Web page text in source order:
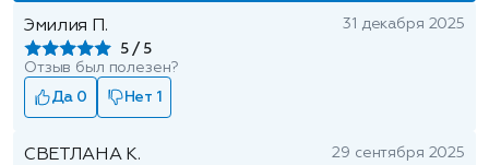
Эмилия П.
5
31 декабря 2025
Отзыв был полезен?
Да 0
Нет 1
СВЕТЛАНА К. 29 сентября 2025